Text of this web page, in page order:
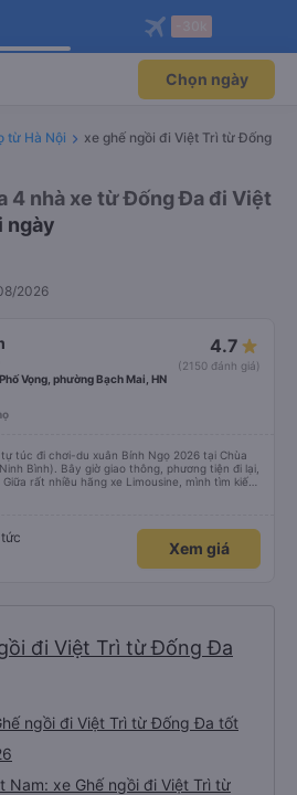
Vexere ngay!
đãi thành viên độc
Mở app
Vexere
khi đặt vé máy bay qua
Mở app
Chọn ngày
từ Hà Nội
xe ghế ngồi đi Việt Trì từ Đống
4 nhà xe từ Đống Đa đi Việt
ngày
2026
4.7
(2150 đánh giá)
Vọng, phường Bạch Mai, HN
túc đi chơi-du xuân Bính Ngọ 2026 tại Chùa
Bình). Bây giờ giao thông, phương tiện đi lại,
rất nhiều hãng xe Limousine, mình tìm kiếm
phù hợp với hãng xe X.E Việt Nam. Giá vé lượt
Đính, phường Tây Hoa Lư khoảng cách là
dù chỉ là 1 người, đưa đón 2 chiều bằng xe
tổng là 40km mà phí thu thêm chỉ có
Xem giá
đi Việt Trì từ Đống Đa
ngồi đi Việt Trì từ Đống Đa tốt
Nam: xe Ghế ngồi đi Việt Trì từ